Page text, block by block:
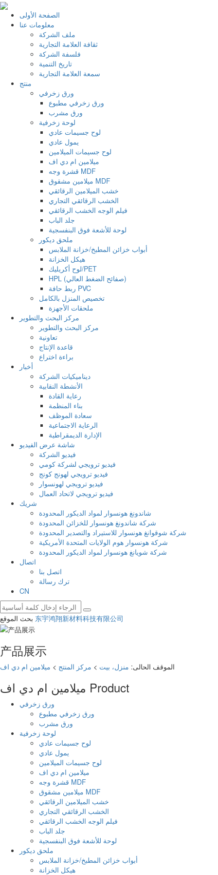
الصفحة الأولى
معلومات عنا
ملف الشركة
ثقافة العلامة التجارية
فلسفة الشركة
تاريخ التنمية
سمعة العلامة التجارية
منتج
ورق زخرفي
ورق زخرفي مطبوع
ورق مشرب
لوحة زخرفية
لوح جسيمات عادي
يمول عادي
لوح جسيمات الميلامين
ميلامين ام دي اف
قشرة وجه MDF
ميلامين مشقوق MDF
خشب الميلامين الرقائقي
الخشب الرقائقي التجاري
فيلم الوجه الخشب الرقائقي
جلد الباب
لوحة للأشعة فوق البنفسجية
ملحق ديكور
أبواب خزائن المطبخ/خزانة الملابس
هيكل الخزانة
لوح أكريليك/PET
HPL (صفائح الضغط العالي)
ربط حافة PVC
تخصيص المنزل بالكامل
ملحقات الأجهزة
مركز البحث والتطوير
مركز البحث والتطوير
تعاونية
قاعدة الإنتاج
براءة اختراع
أخبار
ديناميكيات الشركة
الأنشطة النقابية
رعاية القادة
بناء المنظمة
سعادة الموظف
الرعاية الاجتماعية
الإدارة الديمقراطية
شاشة عرض الفيديو
فيديو الشركة
فيديو ترويجي لشركة كومي
فيديو ترويجي لهونج كونج
فيديو ترويجي لهونسوار
فيديو ترويجي لاتحاد العمال
شريك
شاندونغ هونسوار لمواد الديكور المحدودة
شركة شاندونغ هونسوار للخزائن المحدودة
شركة شوقوانغ هونسوار للاستيراد والتصدير المحدودة
شركة هونسوار هوم الولايات المتحدة الأمريكية
شركة شويانغ هونسوار لمواد الديكور المحدودة
اتصال
اتصل بنا
ترك رسالة
CN
بحث الموقع 东宇鸿翔新材料科技有限公司
产品展示
الموقف الحالى: منزل، بيت > مركز المنتج > ميلامين ام دي اف
Product
ورق زخرفي
ورق زخرفي مطبوع
ورق مشرب
لوحة زخرفية
لوح جسيمات عادي
يمول عادي
لوح جسيمات الميلامين
ميلامين ام دي اف
قشرة وجه MDF
ميلامين مشقوق MDF
خشب الميلامين الرقائقي
الخشب الرقائقي التجاري
فيلم الوجه الخشب الرقائقي
جلد الباب
لوحة للأشعة فوق البنفسجية
ملحق ديكور
أبواب خزائن المطبخ/خزانة الملابس
هيكل الخزانة